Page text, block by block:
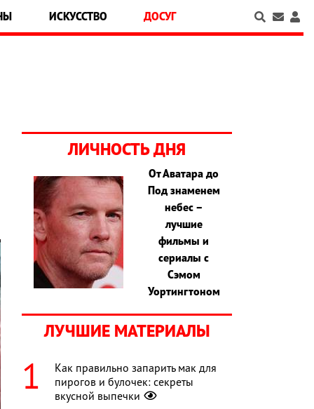
ИСКУССТВО ДОСУГ
ЛИЧНОСТЬ ДНЯ
От Аватара до
Под знаменем
небес –
лучшие
фильмы и
сериалы с
Сэмом
Уортингтоном
ЛУЧШИЕ МАТЕРИАЛЫ
Как правильно запарить мак для
пирогов и булочек: секреты
вкусной выпечки